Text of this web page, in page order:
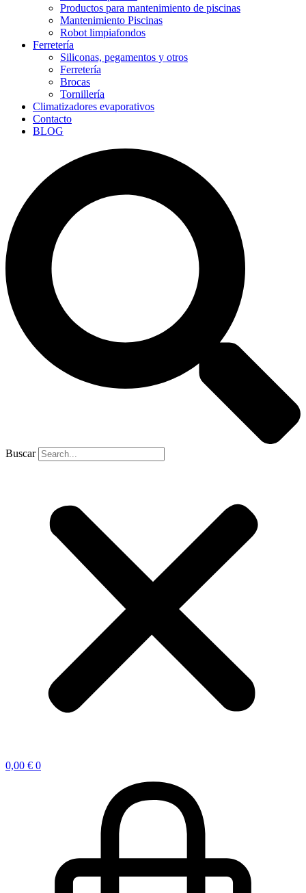
Productos para mantenimiento de piscinas
Mantenimiento Piscinas
Robot limpiafondos
Ferretería
Siliconas, pegamentos y otros
Ferretería
Brocas
Tornillería
Climatizadores evaporativos
Contacto
BLOG
Buscar
0,00 € 0